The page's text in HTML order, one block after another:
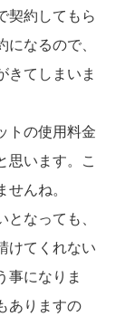
契約してもら
なるので、
きてしまいま
トの使用料金
思います。こ
んね。
なっても、
けてくれない
事になりま
ありますの